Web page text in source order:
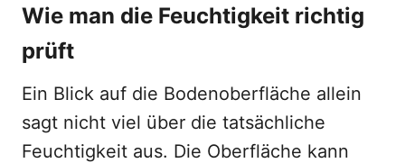
Wie man die Feuchtigkeit richtig
prüft
Ein Blick auf die Bodenoberfläche allein
sagt nicht viel über die tatsächliche
Feuchtigkeit aus. Die Oberfläche kann